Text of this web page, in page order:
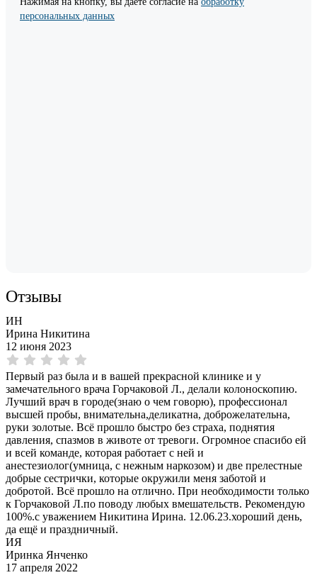
персональных данных
Отзывы
ИН
Ирина Никитина
12 июня 2023
Первый раз была и в вашей прекрасной клинике и у
замечательного врача Горчаковой Л., делали колоноскопию.
Лучший врач в городе(знаю о чем говорю), профессионал
высшей пробы, внимательна,деликатна, доброжелательна,
руки золотые. Всё прошло быстро без страха, поднятия
давления, спазмов в животе от тревоги. Огромное спасибо ей
и всей команде, которая работает с ней и
анестезиолог(умница, с нежным наркозом) и две прелестные
добрые сестрички, которые окружили меня заботой и
добротой. Всё прошло на отлично. При необходимости только
к Горчаковой Л.по поводу любых вмешательств. Рекомендую
100%.с уважением Никитина Ирина. 12.06.23.хороший день,
да ещё и праздничный.
ИЯ
Иринка Янченко
17 апреля 2022